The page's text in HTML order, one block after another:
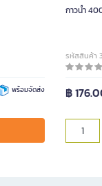
พร้อมจัดส่ง
กาวน้ำ
รหัสสินค้า
฿